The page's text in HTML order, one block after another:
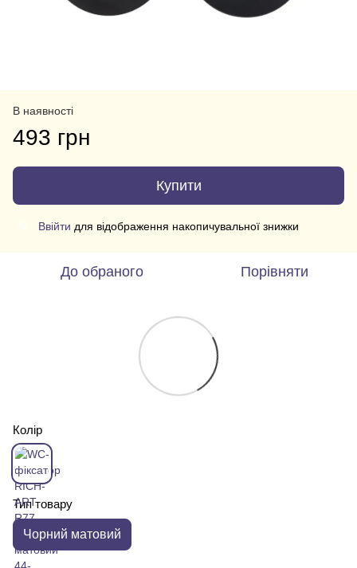
В наявності
493 грн
Купити
Ввійти для відображення накопичувальної знижки
До обраного Порівняти
Колір
Тип товару
Чорний матовий